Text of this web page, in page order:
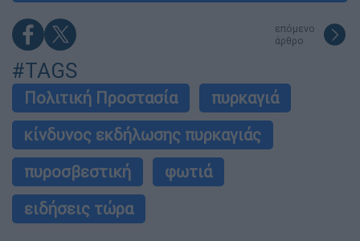
επόμενο
άρθρο
#TAGS
Πολιτική Προστασία
πυρκαγιά
κίνδυνος εκδήλωσης πυρκαγιάς
πυροσβεστική
φωτιά
ειδήσεις τώρα